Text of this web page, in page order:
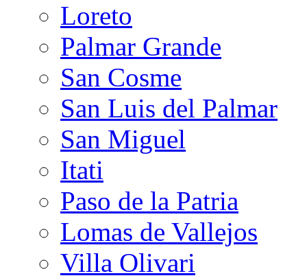
Loreto
Palmar Grande
San Cosme
San Luis del Palmar
San Miguel
Itati
Paso de la Patria
Lomas de Vallejos
Villa Olivari